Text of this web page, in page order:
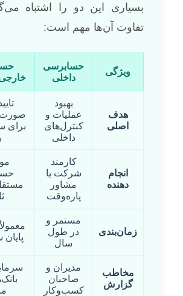
بسیاری این دو را اشتباه
تفاوت آن‌ها مهم است:
ویژگی
حسابرسی
داخلی
هدف
اصلی
بهبود
عملیات و
کنترل‌های
داخلی
برای
انجام
دهنده
کارمند
شرکت یا
مشاور
پاره‌وقت
زمان‌بندی
مستمر و
در طول
سال
مخاطب
گزارش
مدیران و
صاحبان
کسب‌وکار